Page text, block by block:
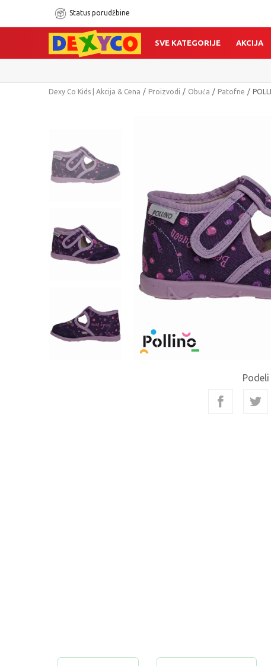
Status porudžbine
SVE KATEGORIJE AKCIJA
Dexy Co Kids | Akcija & Cena Proizvodi Obuća Patofne
Podeli